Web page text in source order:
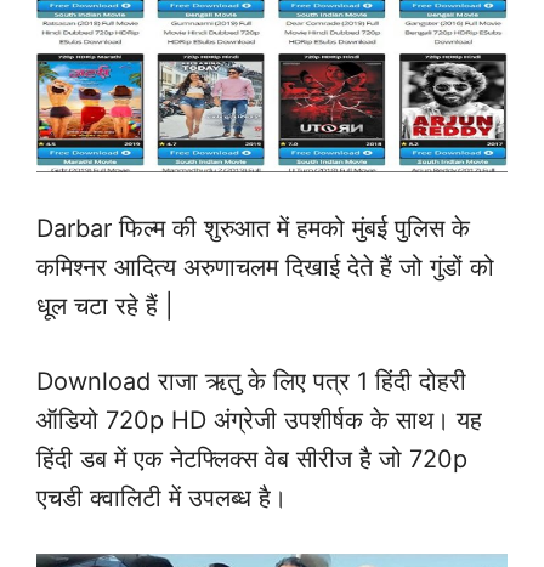
Darbar फिल्म की शुरुआत में हमको मुंबई पुलिस के
कमिश्नर आदित्य अरुणाचलम दिखाई देते हैं जो गुंडों को
धूल चटा रहे हैं |
Download राजा ऋतु के लिए पत्र 1 हिंदी दोहरी
ऑडियो 720p HD अंग्रेजी उपशीर्षक के साथ। यह
हिंदी डब में एक नेटफ्लिक्स वेब सीरीज है जो 720p
एचडी क्वालिटी में उपलब्ध है।